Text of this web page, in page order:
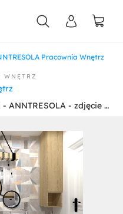
Pracownia Wnętrz
WNĘTRZ
Łazienka dzieci 7,90m2 - widok 1 - ANNTRESOLA - zdjęcie od ANNTRESOLA Pracownia Wnętrz